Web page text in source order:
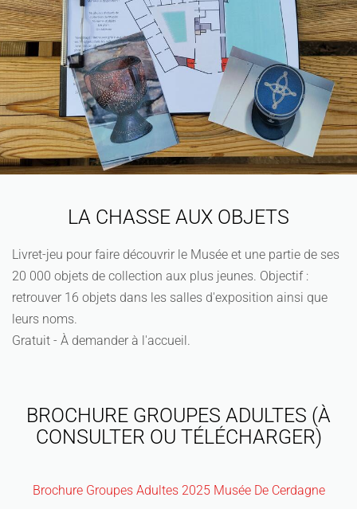
LA CHASSE AUX OBJETS
Livret-jeu pour faire découvrir le Musée et une partie de ses
20 000 objets de collection aux plus jeunes. Objectif :
retrouver 16 objets dans les salles d'exposition ainsi que
leurs noms.
Gratuit - À demander à l'accueil.
BROCHURE GROUPES ADULTES (À
CONSULTER OU TÉLÉCHARGER)
Brochure Groupes Adultes 2025 Musée De Cerdagne